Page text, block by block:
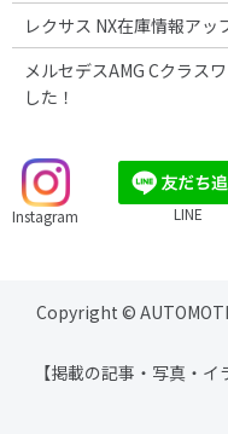
レクサス NX在庫情報アッ
メルセデスAMG Cクラス
した！
Instagram LINE
Copyright ©
【掲載の記事・写真・